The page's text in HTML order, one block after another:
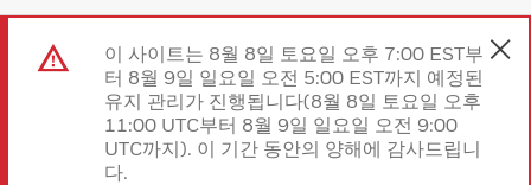
이 사이트는 8월 8일 토요일 오후 7:00 EST부
터 8월 9일 일요일 오전 5:00 EST까지 예정된
유지 관리가 진행됩니다(8월 8일 토요일 오후
11:00 UTC부터 8월 9일 일요일 오전 9:00
UTC까지). 이 기간 동안의 양해에 감사드립니
다.